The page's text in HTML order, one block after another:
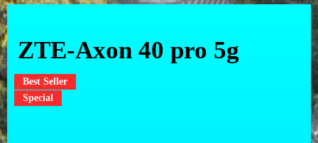
ZTE-Axon 40 pro 5g
Best Seller
Special